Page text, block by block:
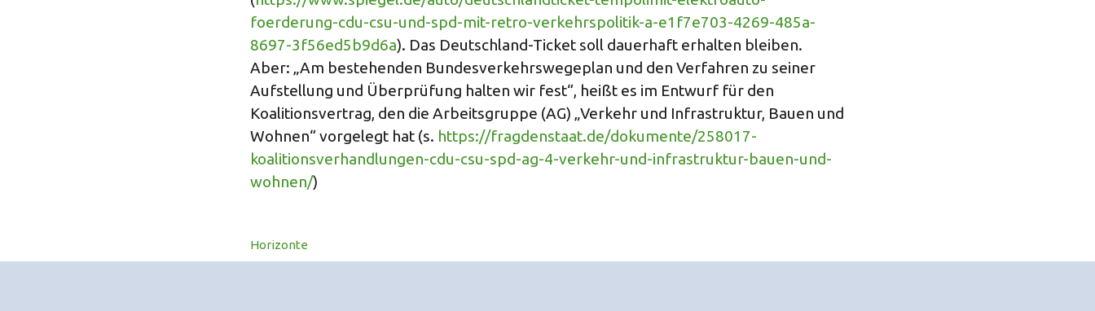
foerderung-cdu-csu-und-spd-mit-retro-verkehrspolitik-a-e1f7e703-4269-485a-
8697-3f56ed5b9d6a). Das Deutschland-Ticket soll dauerhaft erhalten bleiben.
Aber: „Am bestehenden Bundesverkehrswegeplan und den Verfahren zu seiner
Aufstellung und Überprüfung halten wir fest“, heißt es im Entwurf für den
Koalitionsvertrag, den die Arbeitsgruppe (AG) „Verkehr und Infrastruktur, Bauen und
Wohnen“ vorgelegt hat (s. https://fragdenstaat.de/dokumente/258017-
koalitionsverhandlungen-cdu-csu-spd-ag-4-verkehr-und-infrastruktur-bauen-und-
wohnen/)
Horizonte